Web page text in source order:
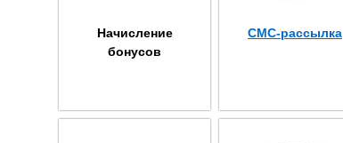
Начисление
бонусов
СМС-рассылка